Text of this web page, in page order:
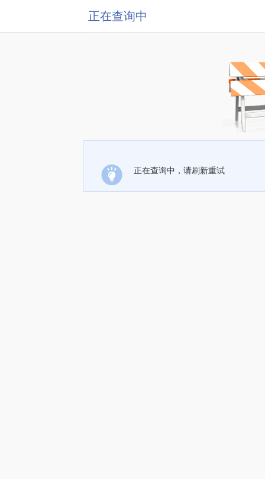
正在查询中
正在查询中，请刷新重试